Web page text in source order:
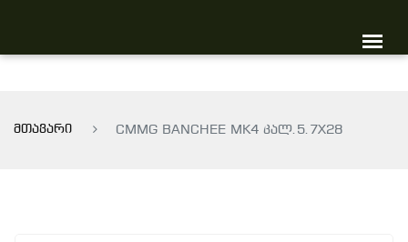
მთავარი CMMG BANCHEE MK4 კალ.5.7X28